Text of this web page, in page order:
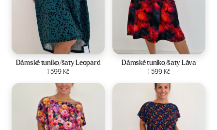
Velikost:44-50
Dámské tuniko/šaty Leopard
1 599Kč
Zobrazit produkt
Velikost: 44-50
Dámské tuniko/šaty Láva
1 599Kč
Zobrazit produkt